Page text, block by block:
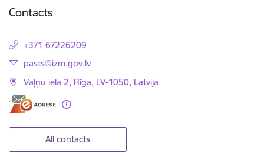
Contacts
+371 67226209
E-mail:
pasts@izm.gov.lv
Vaļņu iela 2, Rīga, LV-1050, Latvija
All contacts